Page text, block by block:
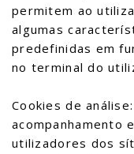
permitem ao
algumas
predefinidas em
no terminal do
Cookies de
acompanhamento
utilizadores dos